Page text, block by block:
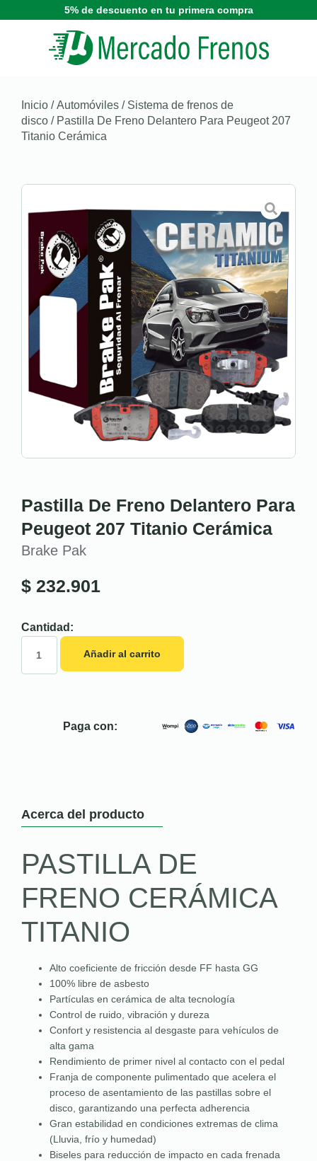
5% de descuento en tu primera compra
Inicio /Automóviles / Sistema de frenos de
disco / Pastilla De Freno Delantero Para Peugeot 207
Titanio Cerámica
Pastilla De Freno Delantero Para
Peugeot 207 Titanio Cerámica
Brake Pak
$ 232.901
Cantidad:
Añadir al carrito
Paga con:
Acerca del producto
PASTILLA DE
FRENO CERÁMICA
TITANIO
Alto coeficiente de fricción desde FF hasta GG
100% libre de asbesto
Partículas en cerámica de alta tecnología
Control de ruido, vibración y dureza
Confort y resistencia al desgaste para vehículos de
alta gama
Rendimiento de primer nivel al contacto con el pedal
Franja de componente pulimentado que acelera el
proceso de asentamiento de las pastillas sobre el
disco, garantizando una perfecta adherencia
Gran estabilidad en condiciones extremas de clima
(Lluvia, frío y humedad)
Biseles para reducción de impacto en cada frenada